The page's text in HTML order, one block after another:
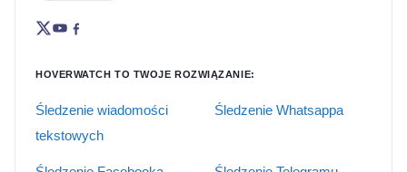
HOVERWATCH TO TWOJE ROZWIĄZANIE:
Śledzenie wiadomości
tekstowych
Śledzenie Whatsappa